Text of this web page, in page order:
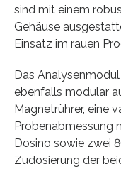
sind mit einem
Gehäuse
Einsatz im rauen
Das
ebenfalls modular
Magnetrührer, eine
Probenabmessung
Dosino sowie zwei
Zudosierung der